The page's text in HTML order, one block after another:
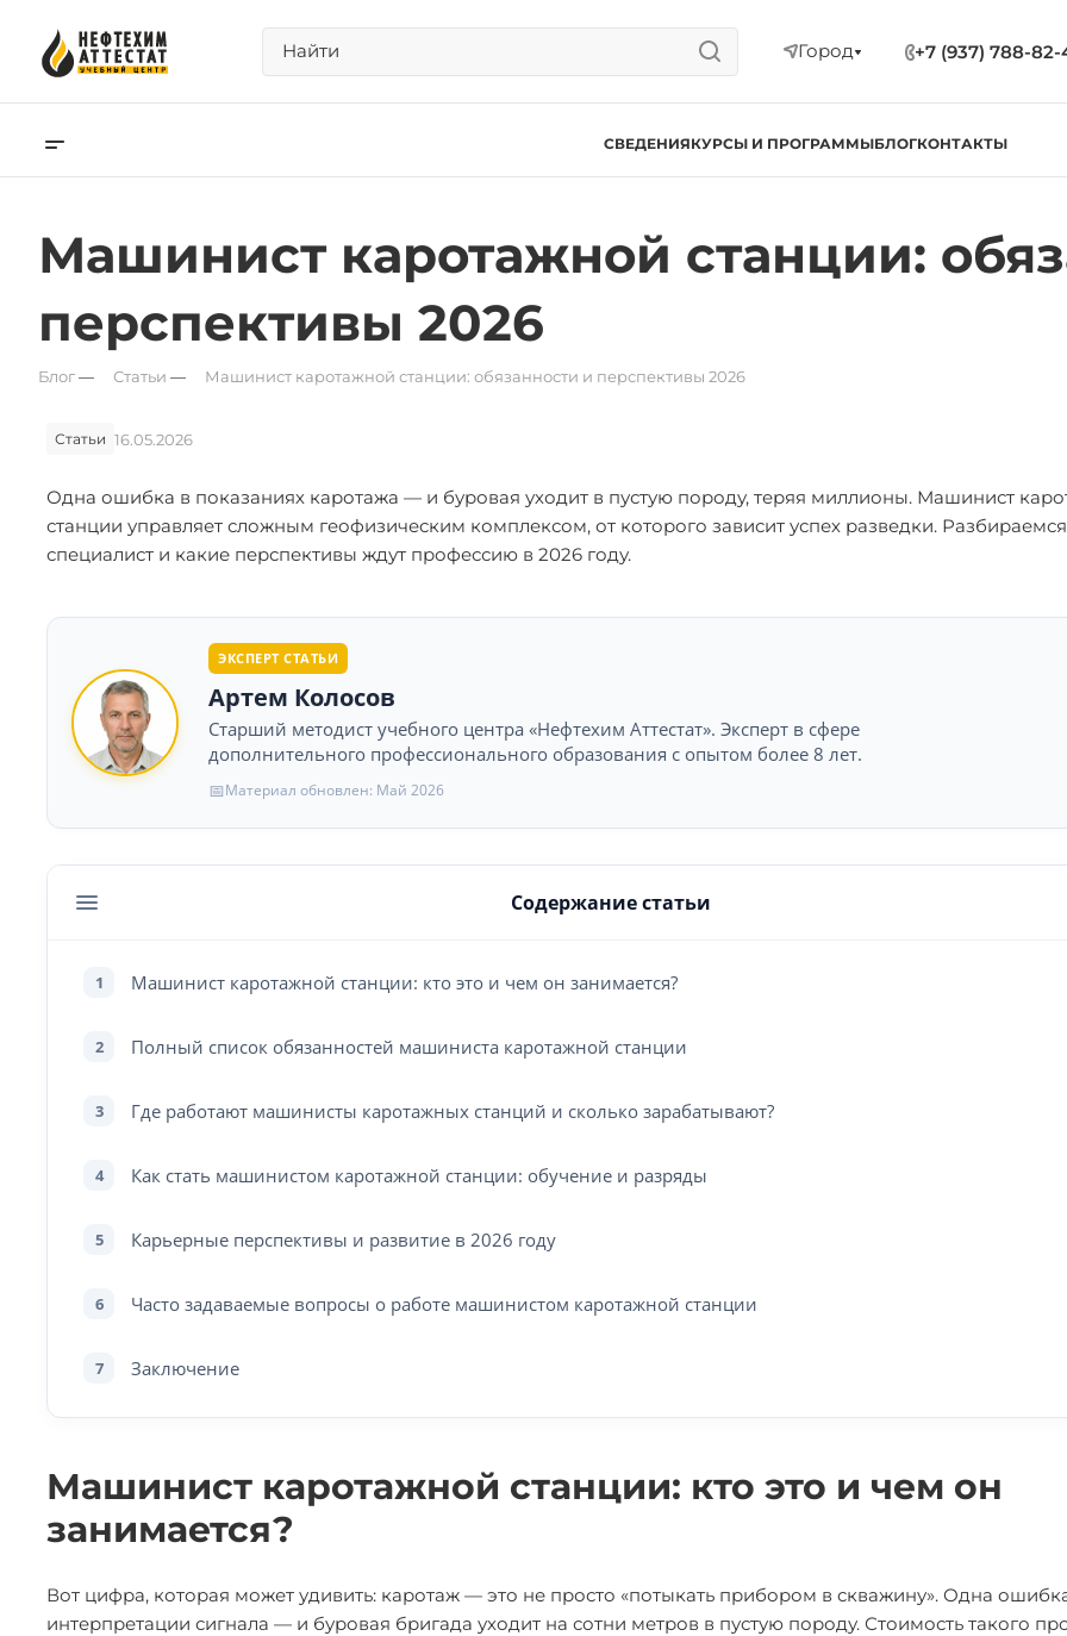
Город +7 (937) 788-82-
СВЕДЕНИЯКУРСЫ И ПРОГРАММЫБЛОГКОНТАКТЫ
Машинист каротажной станции:
перспективы 2026
Блог— Статьи — Машинист каротажной станции: обязанности и перспективы 2026
Статьи 16.05.2026
Одна ошибка в показаниях каротажа — и буровая уходит в пустую породу, теряя миллионы. Машинист
станции управляет сложным геофизическим комплексом, от которого зависит успех разведки.
специалист и какие перспективы ждут профессию в 2026 году.
ЭКСПЕРТ СТАТЬИ
Артем Колосов
Старший методист учебного центра «Нефтехим Аттестат». Эксперт в сфере
дополнительного профессионального образования с опытом более 8 лет.
📅Материал обновлен: Май 2026
Содержание статьи
1 Машинист каротажной станции: кто это и чем он занимается?
2 Полный список обязанностей машиниста каротажной станции
3 Где работают машинисты каротажных станций и сколько зарабатывают?
4 Как стать машинистом каротажной станции: обучение и разряды
5 Карьерные перспективы и развитие в 2026 году
6 Часто задаваемые вопросы о работе машинистом каротажной станции
7 Заключение
Машинист каротажной станции: кто это и чем он
занимается?
Вот цифра, которая может удивить: каротаж — это не просто «потыкать прибором в скважину». Одна
интерпретации сигнала — и буровая бригада уходит на сотни метров в пустую породу. Стоимость такого